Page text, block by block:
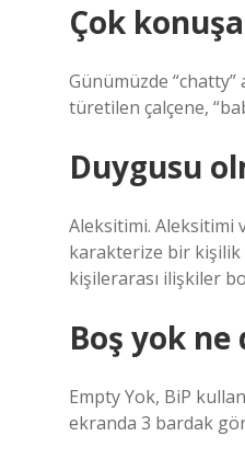
Çok
Günümüzde
türetilen çalçene,
Duygusu
Aleksitimi. Aleksitimi
karakterize bir kişilik
kişilerarası ilişkiler
Boş yok ne
Empty Yok, BiP
ekranda 3 bardak